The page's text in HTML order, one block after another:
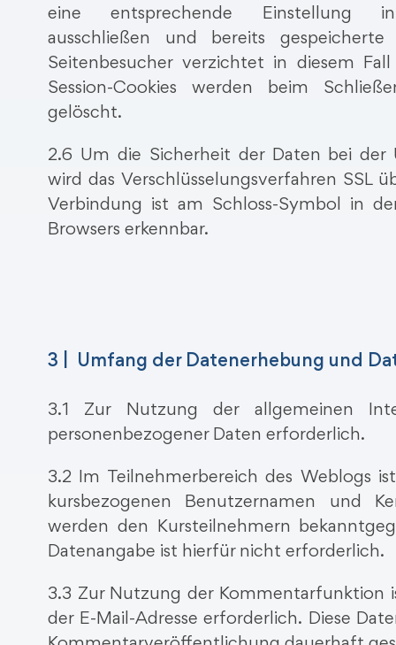
eine entsprechende Einstellung
ausschließen und bereits
Seitenbesucher verzichtet in diesem
Session-Cookies werden beim
gelöscht.
2.6 Um die Sicherheit der Daten bei der
wird das Verschlüsselungsverfahren SSL
Verbindung ist am Schloss-Symbol in
Browsers erkennbar.
3 | Umfang der Datenerhebung und
3.1 Zur Nutzung der allgemeinen
personenbezogener Daten erforderlich.
3.2 Im Teilnehmerbereich des Weblogs
kursbezogenen Benutzernamen und
werden den Kursteilnehmern
Datenangabe ist hierfür nicht erforderlich.
3.3 Zur Nutzung der Kommentarfunktion
der E-Mail-Adresse erforderlich. Diese